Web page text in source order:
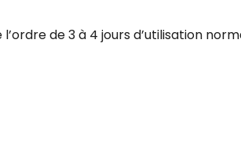
l’ordre de 3 à 4 jours d’utilisation